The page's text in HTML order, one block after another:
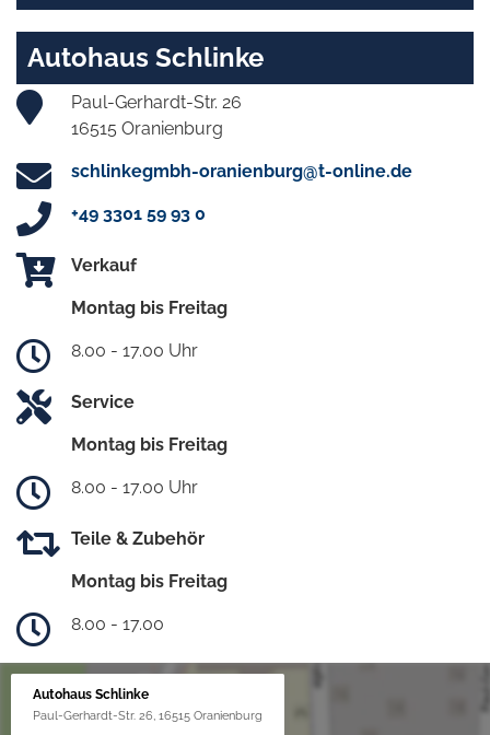
Autohaus Schlinke
Paul-Gerhardt-Str. 26
16515 Oranienburg
schlinkegmbh-oranienburg@t-online.de
+49 3301 59 93 0
Verkauf
Montag bis Freitag
8.00 - 17.00 Uhr
Service
Montag bis Freitag
8.00 - 17.00 Uhr
Teile & Zubehör
Montag bis Freitag
8.00 - 17.00
Autohaus Schlinke
Paul-Gerhardt-Str. 26, 16515 Oranienburg